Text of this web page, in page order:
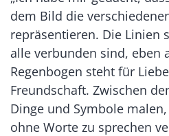
dem Bild die
repräsentieren. Die Linien
alle verbunden sind, eben
Regenbogen steht für
Freundschaft. Zwischen
Dinge und Symbole
ohne Worte zu sprechen